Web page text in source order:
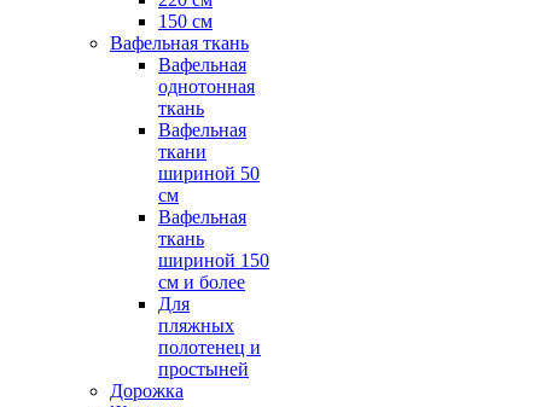
150 см
Вафельная ткань
Вафельная
однотонная
ткань
Вафельная
ткани
шириной 50
см
Вафельная
ткань
шириной 150
см и более
Для
пляжных
полотенец и
простыней
Дорожка